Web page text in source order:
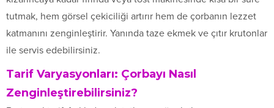
tutmak, hem görsel çekiciliği artırır hem de çorbanın lezzet
katmanını zenginleştirir. Yanında taze ekmek ve çıtır krutonlar
ile servis edebilirsiniz.
Tarif Varyasyonları: Çorbayı Nasıl
Zenginleştirebilirsiniz?